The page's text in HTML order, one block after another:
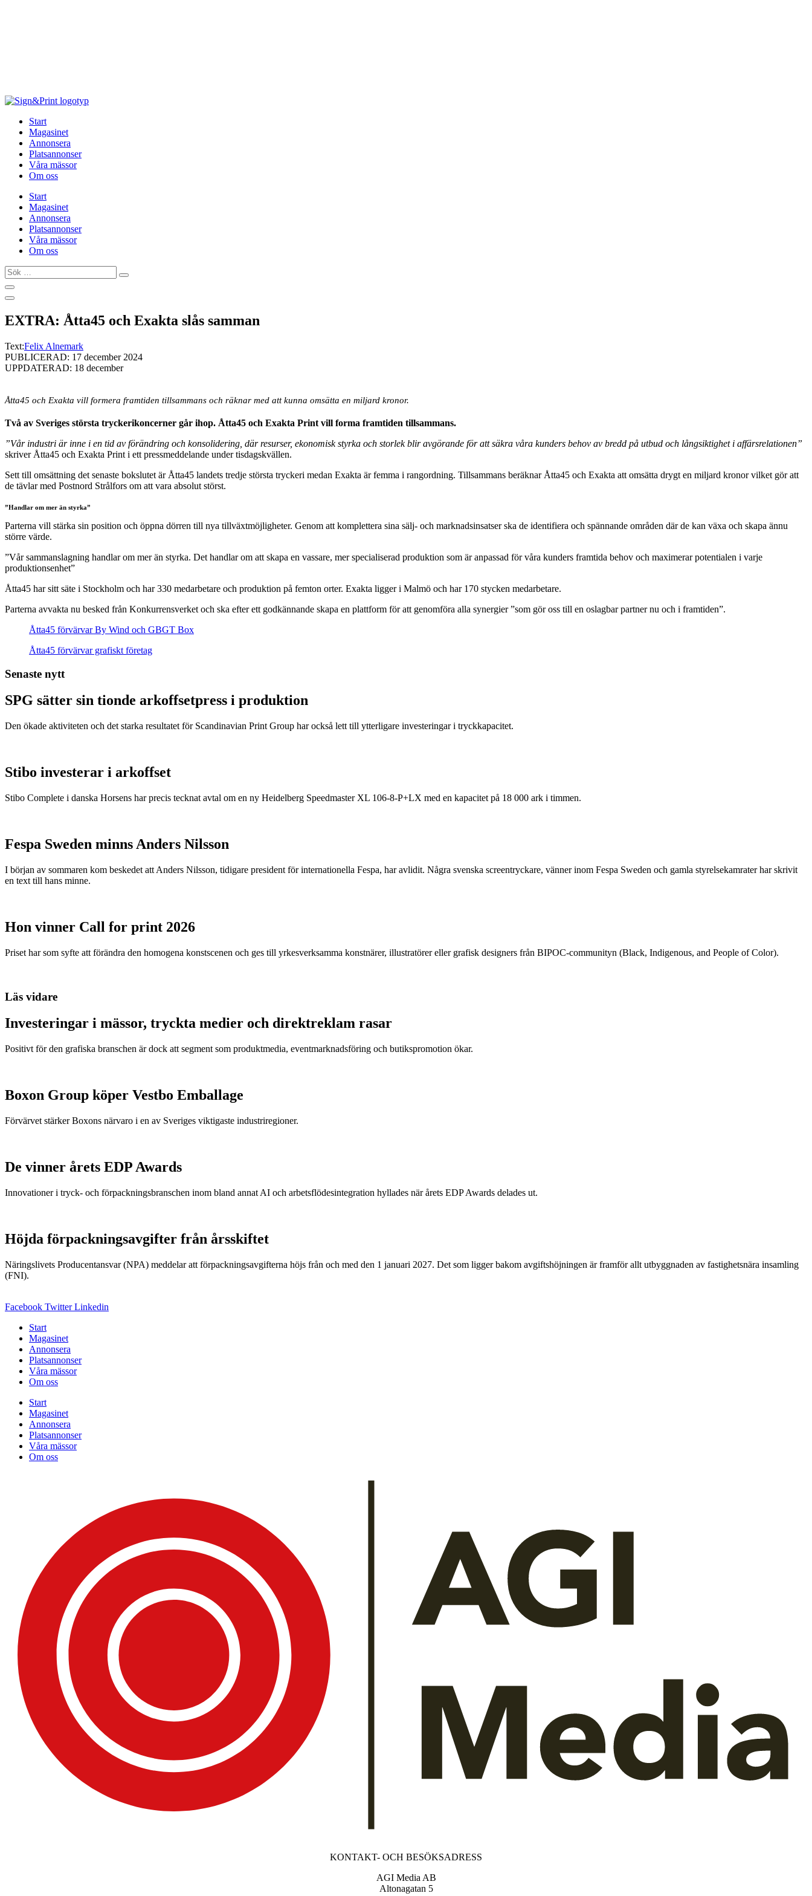
Start
Magasinet
Annonsera
Platsannonser
Våra mässor
Om oss
Start
Magasinet
Annonsera
Platsannonser
Våra mässor
Om oss
Sök
…
EXTRA: Åtta45 och Exakta slås samman
Text:Felix Alnemark
PUBLICERAD: 17 december 2024
UPPDATERAD: 18 december
Åtta45 och Exakta vill formera framtiden tillsammans och räknar med att kunna omsätta en miljard kronor.
Två av Sveriges största tryckerikoncerner går ihop. Åtta45 och Exakta Print vill forma framtiden tillsammans.
”Vår industri är inne i en tid av förändring och konsolidering, där resurser, ekonomisk styrka och storlek blir avgörande för att säkra våra kunders behov av bredd på utbud och långsiktighet i affärsrelationen”
skriver Åtta45 och Exakta Print i ett pressmeddelande under tisdagskvällen.
Sett till omsättning det senaste bokslutet är Åtta45 landets tredje största tryckeri medan Exakta är femma i rangordning. Tillsammans beräknar Åtta45 och Exakta att omsätta drygt en miljard kronor vilket gör att
de tävlar med Postnord Strålfors om att vara absolut störst.
”Handlar om mer än styrka”
Parterna vill stärka sin position och öppna dörren till nya tillväxtmöjligheter. Genom att komplettera sina sälj- och marknadsinsatser ska de identifiera och spännande områden där de kan växa och skapa ännu
större värde.
”Vår sammanslagning handlar om mer än styrka. Det handlar om att skapa en vassare, mer specialiserad produktion som är anpassad för våra kunders framtida behov och maximerar potentialen i varje
produktionsenhet”
Åtta45 har sitt säte i Stockholm och har 330 medarbetare och produktion på femton orter. Exakta ligger i Malmö och har 170 stycken medarbetare.
Parterna avvakta nu besked från Konkurrensverket och ska efter ett godkännande skapa en plattform för att genomföra alla synergier ”som gör oss till en oslagbar partner nu och i framtiden”.
Åtta45 förvärvar By Wind och GBGT Box
Åtta45 förvärvar grafiskt företag
Senaste nytt
SPG sätter sin tionde arkoffsetpress i produktion
Den ökade aktiviteten och det starka resultatet för Scandinavian Print Group har också lett till ytterligare investeringar i tryckkapacitet.
Stibo investerar i arkoffset
Stibo Complete i danska Horsens har precis tecknat avtal om en ny Heidelberg Speedmaster XL 106-8-P+LX med en kapacitet på 18 000 ark i timmen.
Fespa Sweden minns Anders Nilsson
I början av sommaren kom beskedet att Anders Nilsson, tidigare president för internationella Fespa, har avlidit. Några svenska screentryckare, vänner inom Fespa Sweden och gamla styrelsekamrater har skrivit
en text till hans minne.
Hon vinner Call for print 2026
Priset har som syfte att förändra den homogena konstscenen och ges till yrkesverksamma konstnärer, illustratörer eller grafisk designers från BIPOC-communityn (Black, Indigenous, and People of Color).
Läs vidare
Investeringar i mässor, tryckta medier och direktreklam rasar
Positivt för den grafiska branschen är dock att segment som produktmedia, eventmarknadsföring och butikspromotion ökar.
Boxon Group köper Vestbo Emballage
Förvärvet stärker Boxons närvaro i en av Sveriges viktigaste industriregioner.
De vinner årets EDP Awards
Innovationer i tryck- och förpackningsbranschen inom bland annat AI och arbetsflödesintegration hyllades när årets EDP Awards delades ut.
Höjda förpackningsavgifter från årsskiftet
Näringslivets Producentansvar (NPA) meddelar att förpackningsavgifterna höjs från och med den 1 januari 2027. Det som ligger bakom avgiftshöjningen är framför allt utbyggnaden av fastighetsnära insamling
(FNI).
Facebook Twitter Linkedin
Start
Magasinet
Annonsera
Platsannonser
Våra mässor
Om oss
Start
Magasinet
Annonsera
Platsannonser
Våra mässor
Om oss
KONTAKT- OCH BESÖKSADRESS
AGI Media AB
Altonagatan 5